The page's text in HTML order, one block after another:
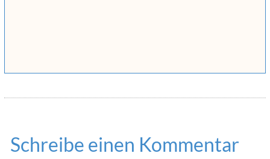
Schreibe einen Kommentar